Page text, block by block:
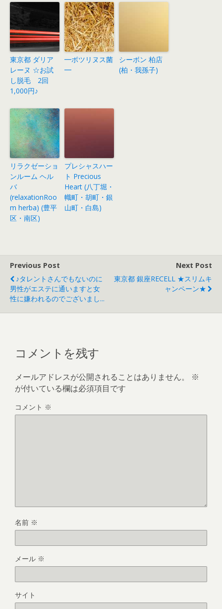
東京都 ダリア
レーヌ ☆お試
し脱毛 2回
1,000円♪
━ボツリヌス菌
━
シーボン 柏店
(柏・我孫子)
リラクゼーショ
ンルーム ヘル
バ
(relaxationRoo
m herba) (豊平
区・南区)
プレシャスハー
ト Precious
Heart (八丁堀・
幟町・胡町・銀
山町・白島)
Previous Post
♪タレントさんでもないのに
男性がエステに通いますと女
性に嫌われるのでございまし...
Next Post
東京都 銀座RECELL ★スリムキ
ャンペーン★
コメントを残す
メールアドレスが公開されることはありません。
※
が付いている欄は必須項目です
コメント ※
名前 ※
メール ※
サイト